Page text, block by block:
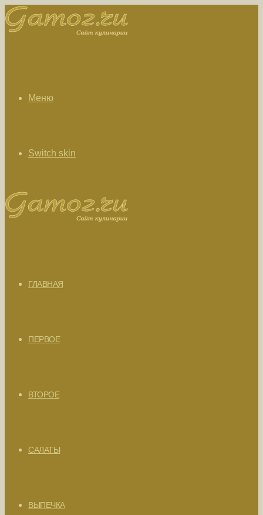
Меню
Switch skin
ГЛАВНАЯ
ПЕРВОЕ
ВТОРОЕ
САЛАТЫ
ВЫПЕЧКА